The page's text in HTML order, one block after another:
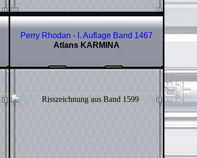
Perry Rhodan - I. Auflage Band 1467
Atlans KARMINA